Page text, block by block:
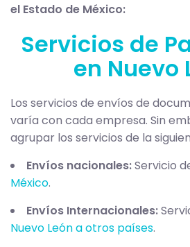
el Estado de México:
Servicios de
en Nuevo
Los servicios de envíos de
varía con cada empresa. Sin
agrupar los servicios de la
Envíos nacionales:Servicio
México.
Envíos Internacionales:
Nuevo León a otros países.